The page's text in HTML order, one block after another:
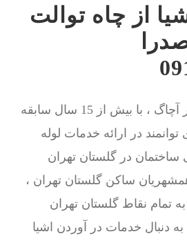
از چاه توالت
گروه فنی آذین گستر آچاگ ، با بیش از 15 سال سابقه
در ارائه خدمات لوله
ساختمان در گلستان تهران
همشهریان ساکن گلستان تهران ،
تمام نقاط گلستان تهران
دنبال خدمات در آوردن اشیا